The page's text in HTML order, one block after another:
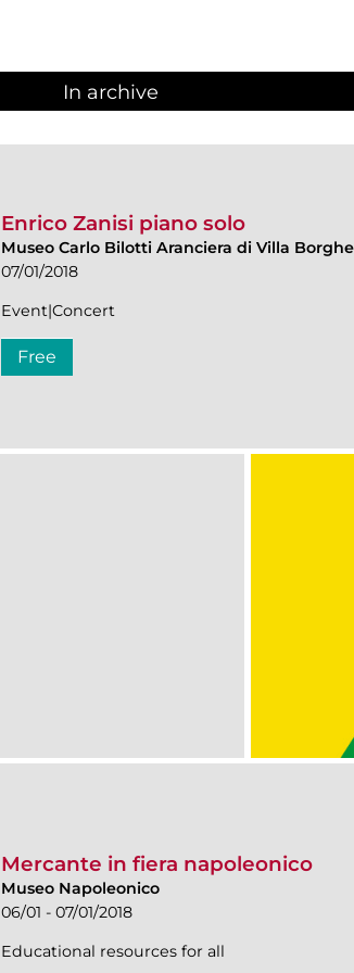
In archive
Enrico Zanisi piano solo
Museo Carlo Bilotti Aranciera di Villa
07/01/2018
Event|Concert
Free
Mercante in fiera napoleonico
Museo Napoleonico
06/01 - 07/01/2018
Educational resources for all